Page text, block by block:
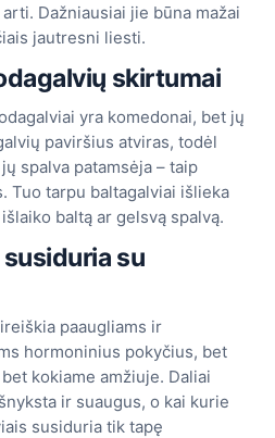
Dažniausiai jie būna mažai
jautresni liesti.
skirtumai
yra komedonai, bet jų
paviršius atviras, todėl
spalva patamsėja – taip
Tuo tarpu baltagalviai išlieka
baltą ar gelsvą spalvą.
su
paaugliams ir
hormoninius pokyčius, bet
kokiame amžiuje. Daliai
ir suaugus, o kai kurie
susiduria tik tapę